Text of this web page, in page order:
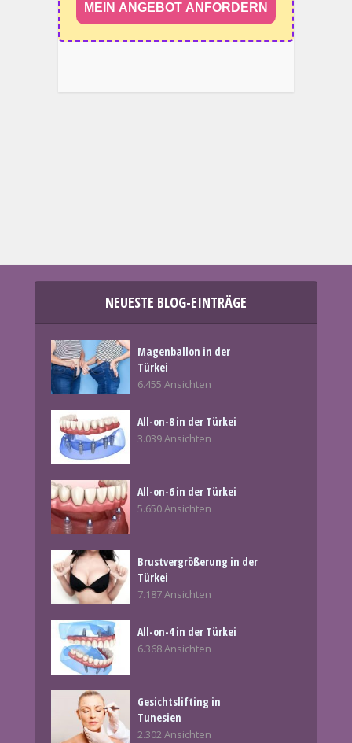
MEIN ANGEBOT ANFORDERN
NEUESTE BLOG-EINTRÄGE
Magenballon in der
Türkei
6.455 Ansichten
All-on-8 in der Türkei
3.039 Ansichten
All-on-6 in der Türkei
5.650 Ansichten
Brustvergrößerung in der
Türkei
7.187 Ansichten
All-on-4 in der Türkei
6.368 Ansichten
Gesichtslifting in
Tunesien
2.302 Ansichten